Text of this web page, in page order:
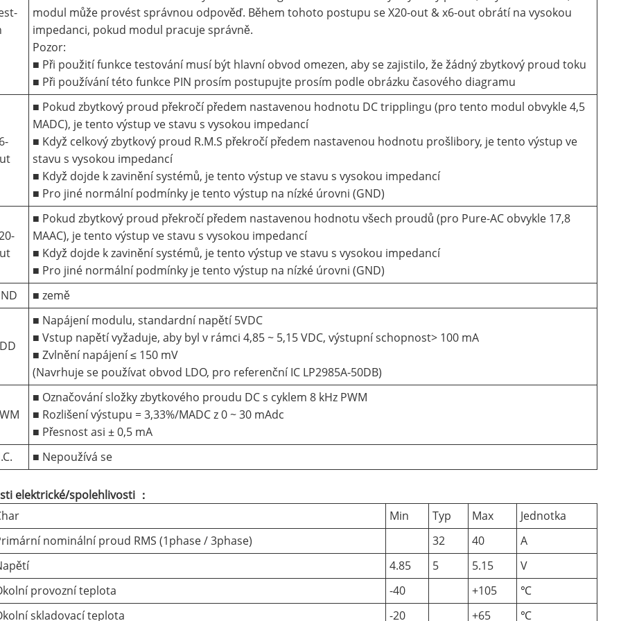
modul může provést správnou odpověď. Během tohoto postupu se X20-out & x6-out obrátí na vysokou
impedanci, pokud modul pracuje správně.
Pozor:
■ Při použití funkce testování musí být hlavní obvod omezen, aby se zajistilo, že žádný zbytkový proud toku
■ Při používání této funkce PIN prosím postupujte prosím podle obrázku časového diagramu
■ Pokud zbytkový proud překročí předem nastavenou hodnotu DC tripplingu (pro tento modul obvykle 4,5
MADC), je tento výstup ve stavu s vysokou impedancí
■ Když celkový zbytkový proud R.M.S překročí předem nastavenou hodnotu prošlibory, je tento výstup ve
stavu s vysokou impedancí
■ Když dojde k zavinění systémů, je tento výstup ve stavu s vysokou impedancí
■ Pro jiné normální podmínky je tento výstup na nízké úrovni (GND)
■ Pokud zbytkový proud překročí předem nastavenou hodnotu všech proudů (pro Pure-AC obvykle 17,8
MAAC), je tento výstup ve stavu s vysokou impedancí
■ Když dojde k zavinění systémů, je tento výstup ve stavu s vysokou impedancí
■ Pro jiné normální podmínky je tento výstup na nízké úrovni (GND)
■ země
■ Napájení modulu, standardní napětí 5VDC
■ Vstup napětí vyžaduje, aby byl v rámci 4,85 ~ 5,15 VDC, výstupní schopnost> 100 mA
■ Zvlnění napájení ≤ 150 mV
(Navrhuje se používat obvod LDO, pro referenční IC LP2985A-50DB)
■ Označování složky zbytkového proudu DC s cyklem 8 kHz PWM
■ Rozlišení výstupu = 3,33%/MADC z 0 ~ 30 mAdc
■ Přesnost asi ± 0,5 mA
■ Nepoužívá se
elektrické/spolehlivosti ：
Min Typ Max
Jednotka
nominální proud RMS (1phase / 3phase) 32 40
A
4.85 5 5.15
V
provozní teplota -40 +105
℃
skladovací teplota -20 +65 ℃